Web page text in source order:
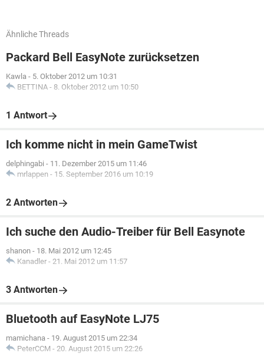
Ähnliche Threads
Packard Bell EasyNote zurücksetzen
Kawla - 5. Oktober 2012 um 10:31
BETTINA - 8. Oktober 2012 um 10:50
1 Antwort
Ich komme nicht in mein GameTwist
delphingabi - 11. Dezember 2015 um 11:46
mrlappen - 15. September 2016 um 10:19
2 Antworten
Ich suche den Audio-Treiber für Bell Easynote
shanon - 18. Mai 2012 um 12:45
Kanadler - 21. Mai 2012 um 11:57
3 Antworten
Bluetooth auf EasyNote LJ75
mamichana - 19. August 2015 um 22:34
PeterCCM - 20. August 2015 um 22:26